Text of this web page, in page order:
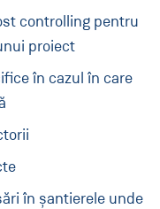
controlling pentru
proiect
în cazul în care
în șantierele unde